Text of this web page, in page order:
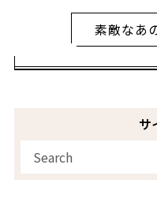
素敵なあ
サ